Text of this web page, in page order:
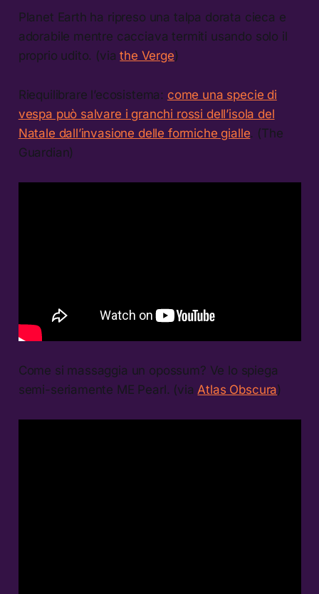
Planet Earth ha ripreso una talpa dorata cieca e
adorabile mentre cacciava termiti usando solo il
proprio udito. (viathe Verge)
Riequilibrare l’ecosistema: come una specie di
vespa può salvare i granchi rossi dell’isola del
Natale dall’invasione delle formiche gialle. (The
Guardian)
Come si massaggia un opossum? Ve lo spiega
semi-seriamente ME Pearl. (via Atlas Obscura)